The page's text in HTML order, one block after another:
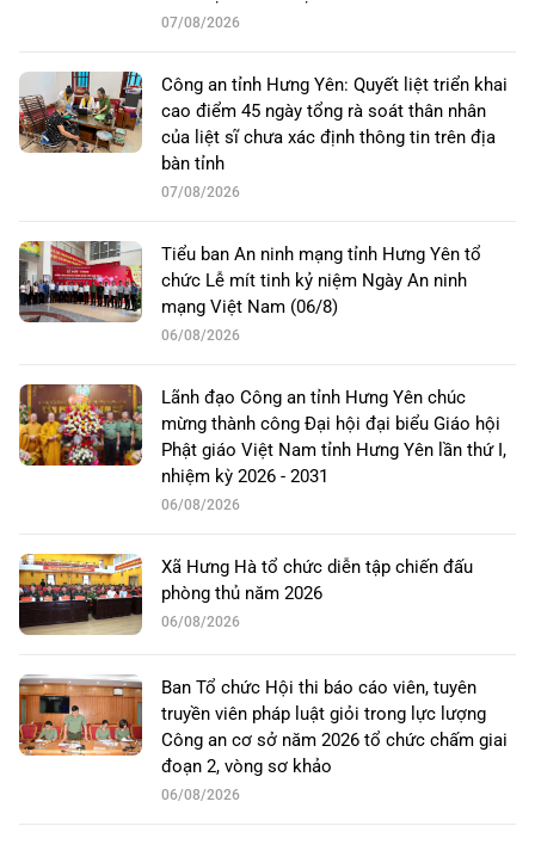
07/08/2026
Công an tỉnh Hưng Yên: Quyết liệt triển khai
cao điểm 45 ngày tổng rà soát thân nhân
của liệt sĩ chưa xác định thông tin trên địa
bàn tỉnh
07/08/2026
Tiểu ban An ninh mạng tỉnh Hưng Yên tổ
chức Lễ mít tinh kỷ niệm Ngày An ninh
mạng Việt Nam (06/8)
06/08/2026
Lãnh đạo Công an tỉnh Hưng Yên chúc
mừng thành công Đại hội đại biểu Giáo hội
Phật giáo Việt Nam tỉnh Hưng Yên lần thứ I,
nhiệm kỳ 2026 - 2031
06/08/2026
Xã Hưng Hà tổ chức diễn tập chiến đấu
phòng thủ năm 2026
06/08/2026
Ban Tổ chức Hội thi báo cáo viên, tuyên
truyền viên pháp luật giỏi trong lực lượng
Công an cơ sở năm 2026 tổ chức chấm giai
đoạn 2, vòng sơ khảo
06/08/2026